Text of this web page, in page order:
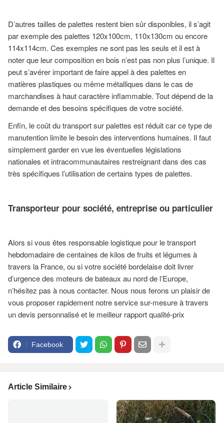
D’autres tailles de palettes restent bien sûr disponibles, il s’agit
par exemple des palettes 120x100cm, 110x130cm ou encore
114x114cm. Ces exemples ne sont pas les seuls et il est à
noter que leur composition en bois n’est pas non plus l’unique. Il
peut s’avérer important de faire appel à des palettes en
matières plastiques ou même métalliques dans le cas de
marchandises à haut caractère inflammable. Tout dépend de la
demande et des besoins spécifiques de votre société.
Enfin, le coût du transport sur palettes est réduit car ce type de
manutention limite le besoin des interventions humaines. Il faut
simplement garder en vue les éventuelles législations
nationales et intracommunautaires restreignant dans des cas
très spécifiques l’utilisation de certains types de palettes.
Transporteur pour société, entreprise ou particulier
Alors si vous êtes responsable logistique pour le transport
hebdomadaire de centaines de kilos de fruits et légumes à
travers la France, ou si votre société bordelaise doit livrer
d’urgence des moteurs de bateaux au nord de l’Europe,
n’hésitez pas à nous contacter. Nous nous ferons un plaisir de
vous proposer rapidement notre service sur-mesure à travers
un devis personnalisé et le meilleur rapport qualité-prix
Facebook
Article Similaire